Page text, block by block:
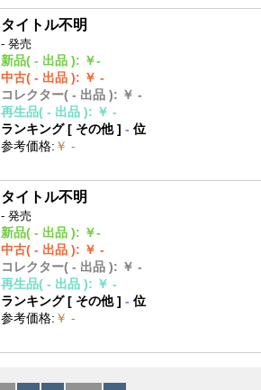
タイトル不明
- 発売
新品( - 出品 ): ￥-
中古( - 出品 ): ￥ -
コレクター( - 出品 ): ￥ -
再生品( - 出品 ): ￥ -
ランキング [ その他]- 位
参考価格: ￥ -
タイトル不明
- 発売
新品( - 出品 ): ￥-
中古( - 出品 ): ￥ -
コレクター( - 出品 ): ￥ -
再生品( - 出品 ): ￥ -
ランキング [ その他]- 位
参考価格: ￥ -